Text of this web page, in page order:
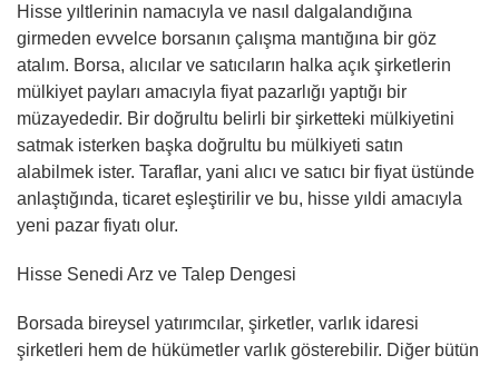
Hisse yıltlerinin namacıyla ve nasıl dalgalandığına
girmeden evvelce borsanın çalışma mantığına bir göz
atalım. Borsa, alıcılar ve satıcıların halka açık şirketlerin
mülkiyet payları amacıyla fiyat pazarlığı yaptığı bir
müzayededir. Bir doğrultu belirli bir şirketteki mülkiyetini
satmak isterken başka doğrultu bu mülkiyeti satın
alabilmek ister. Taraflar, yani alıcı ve satıcı bir fiyat üstünde
anlaştığında, ticaret eşleştirilir ve bu, hisse yıldi amacıyla
yeni pazar fiyatı olur.
Hisse Senedi Arz ve Talep Dengesi
Borsada bireysel yatırımcılar, şirketler, varlık idaresi
şirketleri hem de hükümetler varlık gösterebilir. Diğer bütün